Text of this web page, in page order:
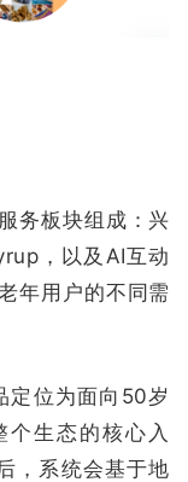
务板块组成：兴
，以及AI互动
年用户的不同需
定位为面向50岁
生态的核心入
，系统会基于地